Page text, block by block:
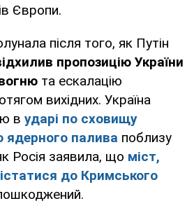
Європи.
після того, як Путін
пропозицію України
та ескалацію
вихідних. Україна
в ударі по сховищу
ядерного палива поблизу
Росія заявила, що міст,
до Кримського